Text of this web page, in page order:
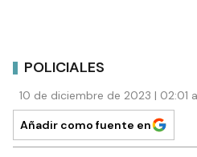
POLICIALES
10 de diciembre de 2023 | 02:01
Añadir como fuente en